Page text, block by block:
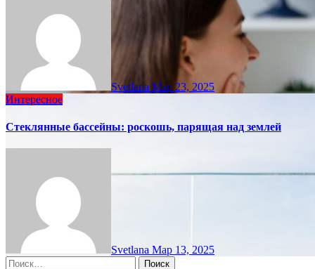
Svetlana Мар 23, 2025
Интересное
Стеклянные бассейны: роскошь, парящая над землей
Svetlana Мар 13, 2025
Найти: